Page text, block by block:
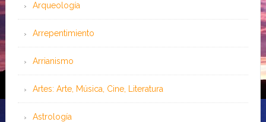
Arqueología
Arrepentimiento
Arrianismo
Artes: Arte, Música, Cine, Literatura
Astrología